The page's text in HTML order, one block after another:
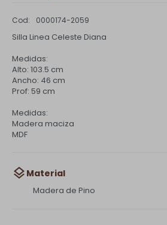
0000174-2059
Silla Linea Celeste Diana
Medidas:
Alto: 103.5 cm
Ancho: 46 cm
Prof: 59 cm
Medidas:
Madera maciza
MDF
Material
Madera de Pino